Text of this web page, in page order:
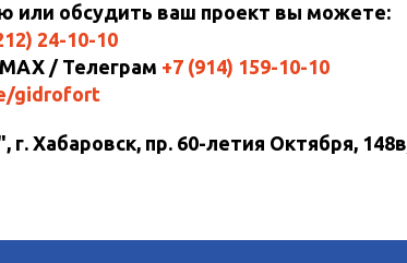
или обсудить ваш проект вы можете:
24-10-10
/ Телеграм +7 (914) 159-10-10
gidrofort
Хабаровск, пр. 60-летия Октября,